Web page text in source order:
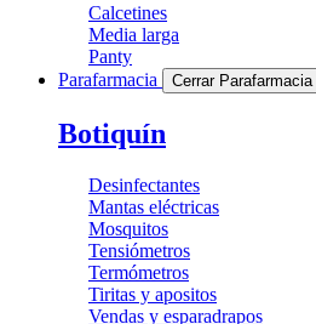
Calcetines
Media larga
Panty
Parafarmacia
Cerrar Parafarmacia
Botiquín
Desinfectantes
Mantas eléctricas
Mosquitos
Tensiómetros
Termómetros
Tiritas y apositos
Vendas y esparadrapos